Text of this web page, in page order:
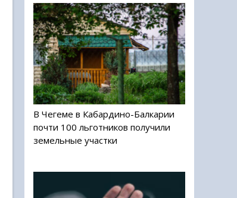
В Чегеме в Кабардино-Балкарии
почти 100 льготников получили
земельные участки